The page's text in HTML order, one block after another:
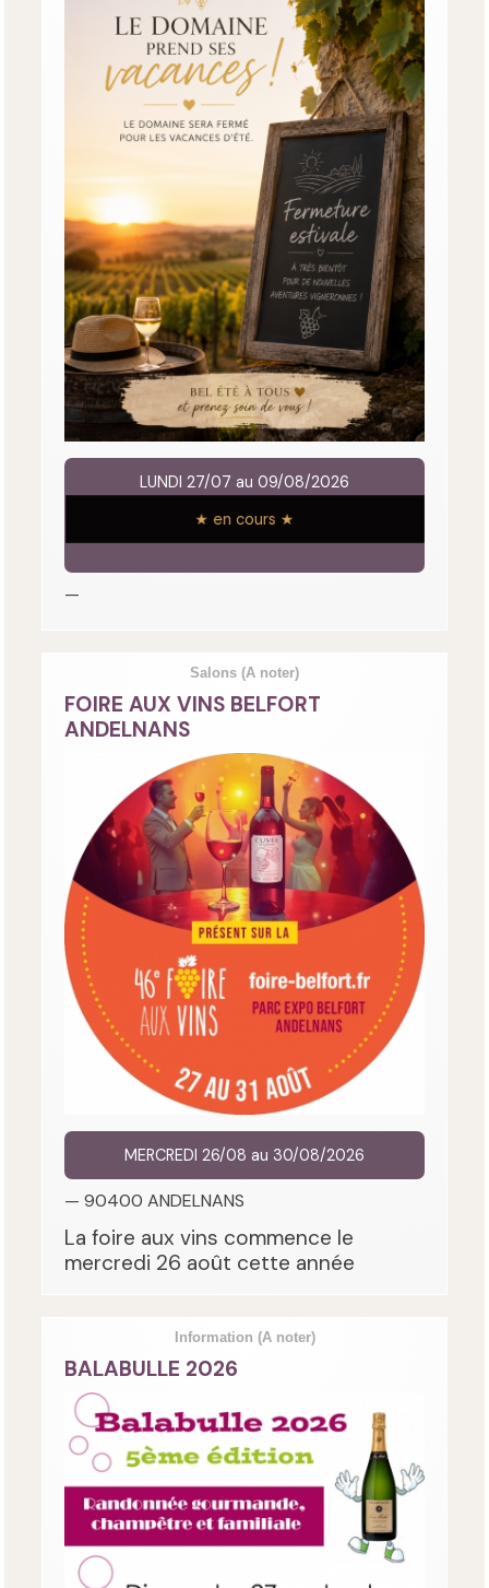
LUNDI 27/07 au 09/08/2026
★ en cours ★
—
Salons (A noter)
FOIRE AUX VINS BELFORT
ANDELNANS
MERCREDI 26/08 au 30/08/2026
— 90400 ANDELNANS
La foire aux vins commence le
mercredi 26 août cette année
Information (A noter)
BALABULLE 2026